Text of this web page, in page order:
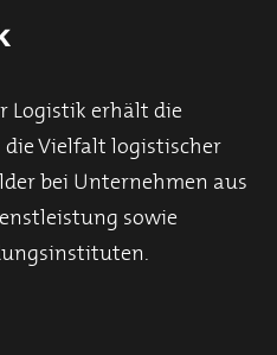
Logistik erhält die
Vielfalt logistischer
bei Unternehmen aus
sowie